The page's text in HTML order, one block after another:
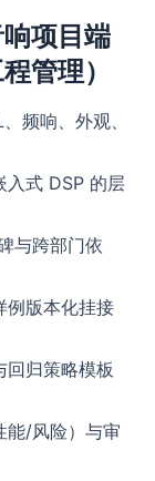
项目端
管理）
频响、外观、
入式 DSP 的层
与跨部门依
例版本化挂接
回归策略模板
能/风险）与审